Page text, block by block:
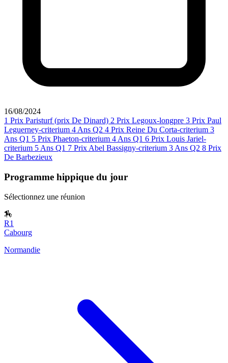
16/08/2024
1 Prix Paristurf (prix De Dinard) 2 Prix Legoux-longpre 3 Prix Paul
Leguerney-criterium 4 Ans Q2 4 Prix Reine Du Corta-criterium 3
Ans Q1 5 Prix Phaeton-criterium 4 Ans Q1 6 Prix Louis Jariel-
criterium 5 Ans Q1 7 Prix Abel Bassigny-criterium 3 Ans Q2 8 Prix
De Barbezieux
Programme hippique du jour
Sélectionnez une réunion
🏇
R1
Cabourg
Normandie